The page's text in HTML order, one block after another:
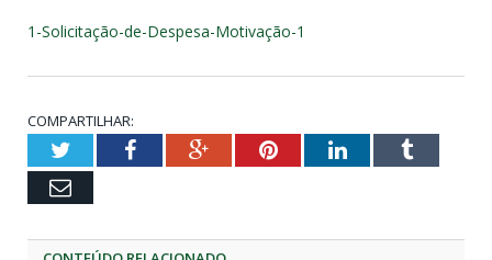
1-Solicitação-de-Despesa-Motivação-1
COMPARTILHAR:
TwitterFacebookGoogle+PinterestLinkedInTumblr
Email